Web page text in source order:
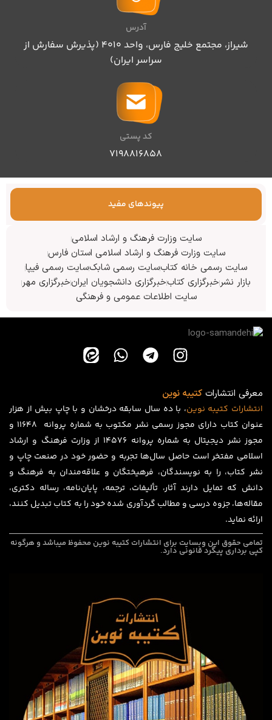
آدرس
شیراز، مجتمع خلیج فارس، واحد ۴۰۱۰ (پذیرش سفارش از
سراسر ایران)
کد پستی
۷۱۹۸۸۱۶۸۵۸
پیوندهای مفید
سایت وزارت فرهنگ و ارشاد اسلامی
سایت وزارت فرهنگ و ارشاد اسلامی استان فارس
سایت رسمی خانه کتابسایت رسمی شابکسایت رسمی فیپا
بازار نشرخبرگزاری کتابخبرگزاری دانشجویان ایرانخبرگزاری مهر
سایت اطلاعات عمومی و فرهنگی
معرفی انتشاراتکتیبه نوین
انتشارات کتیبه نوین، با ده سال سابقه درخشان و با چاپ بیش از هزار
عنوان کتاب دارای مجوز رسمی نشر مکتوب به شماره پروانه ۱۱۶۴۸ و
مجوز نشر دیجیتال به شماره پروانه 14576 از وزارت فرهنگ و ارشاد
اسلامی مفتخر است حاصل سال‌ها تجربه و حضور خود در صنعت چاپ و
نشر کتاب، را به نویسندگان، فرهیختگان و علاقه‌مندان به فرهنگ و
دانش که تمایل دارند آثار، تألیفات، ترجمه، پایان‌نامه، رساله دکتری،
مقاله‌ها، جزوه درسی و مطالب گردآوری شده خود را به کتاب تبدیل کنند،
ارائه نماید.
تمامی حقوق این وبسایت برای انتشارات کتیبه نوین محفوظ میباشد و هرگونه
کپی برداری پیگرد قانونی دارد.